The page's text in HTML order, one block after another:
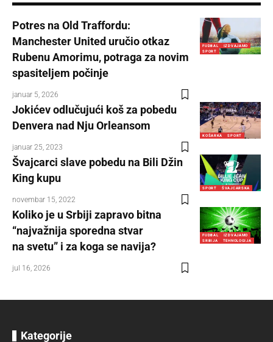
FUDBAL
IZDVAJAMO
SPORT
Potres na Old Traffordu:
Manchester United uručio otkaz
Rubenu Amorimu, potraga za novim
spasiteljem počinje
januar 5, 2026
KOŠARKA SPORT
Jokićev odlučujući koš za pobedu
Denvera nad Nju Orleansom
januar 25, 2023
SPORT ŠVAJCARSKA
Švajcarci slave pobedu na Bili Džin
King kupu
novembar 15, 2022
FUDBAL
IZDVAJAMO
SRBIJA
TEHNOLOGIJA
Koliko je u Srbiji zapravo bitna
“najvažnija sporedna stvar
na svetu” i za koga se navija?
jul 16, 2026
Kategorije